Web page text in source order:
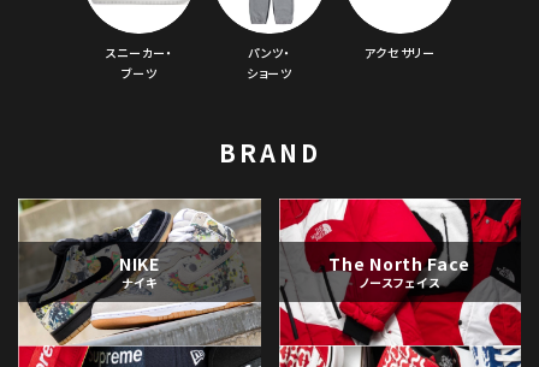
スニーカー・
ブーツ
パンツ・
ショーツ
アクセサリー
BRAND
NIKE
ナイキ
The North Face
ノースフェイス